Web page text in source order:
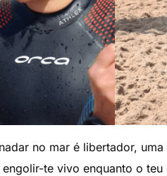
no mar é libertador,
te vivo enquanto o